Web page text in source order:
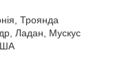
Троянда
Ладан, Мускус